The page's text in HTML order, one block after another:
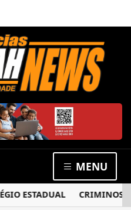
MENU
ESTADUAL CRIMINOSOS